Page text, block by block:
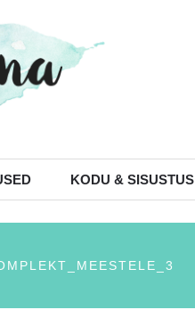
KODU & SISUSTUS